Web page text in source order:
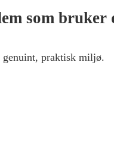
som bruker
genuint, praktisk miljø.